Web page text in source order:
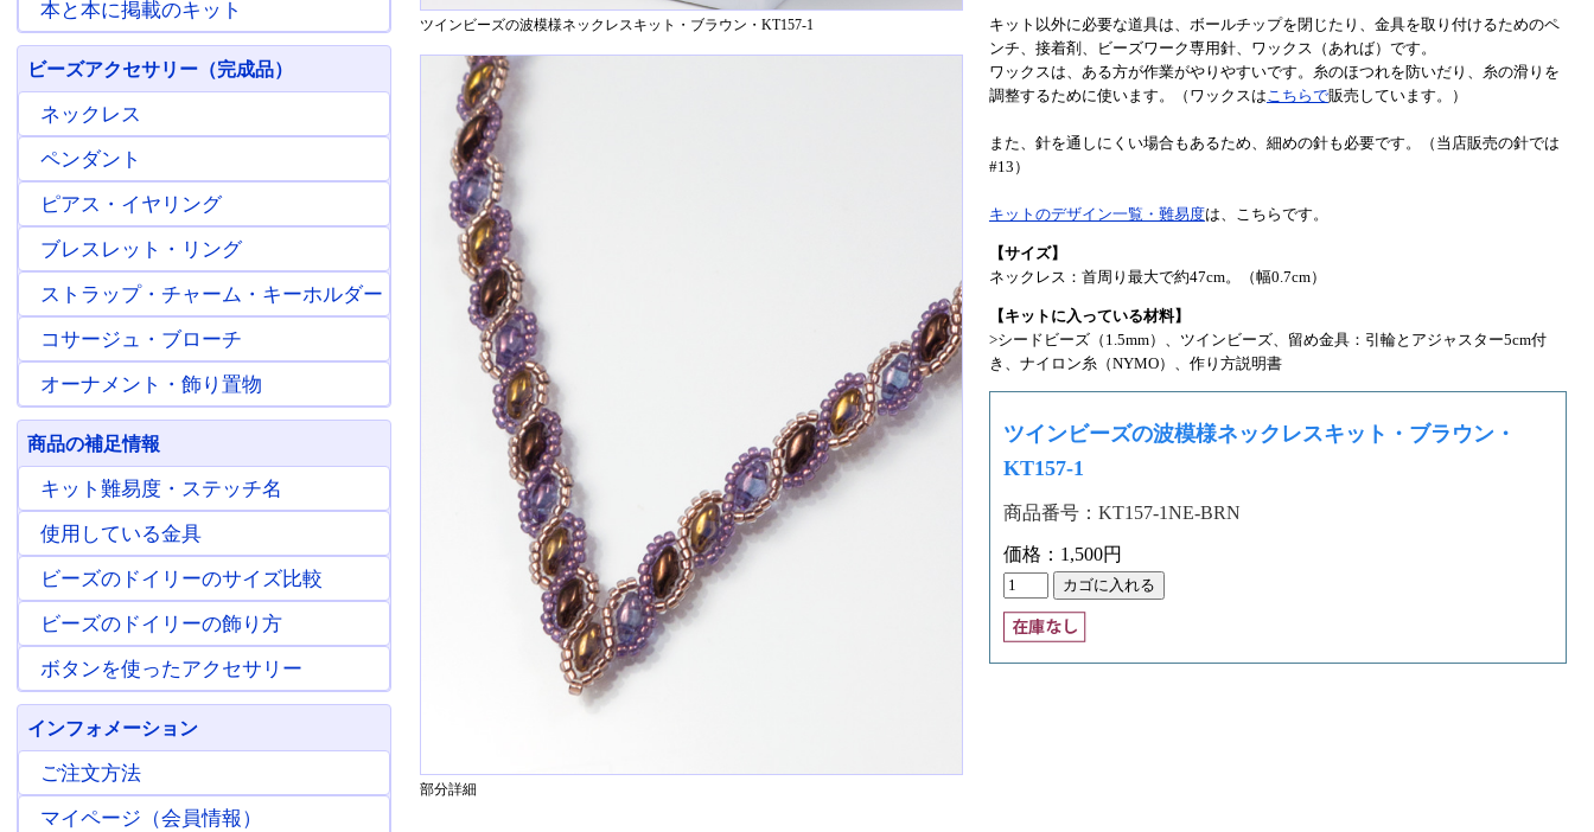
ツインビーズの波模様ネックレスキット・ブラウン・KT157-1
部分詳細
キット以外に必要な道具は、ボールチップを閉じたり、金具を取り付けるためのペ
ンチ、接着剤、ビーズワーク専用針、ワックス（あれば）です。
ワックスは、ある方が作業がやりやすいです。糸のほつれを防いだり、糸の滑りを
調整するために使います。（ワックスはこちらで販売しています。）
また、針を通しにくい場合もあるため、細めの針も必要です。（当店販売の針では
#13）
キットのデザイン一覧・難易度は、こちらです。
【サイズ】
ネックレス：首周り最大で約47cm。（幅0.7cm）
【キットに入っている材料】
>シードビーズ（1.5mm）、ツインビーズ、留め金具：引輪とアジャスター5cm付
き、ナイロン糸（NYMO）、作り方説明書
ツインビーズの波模様ネックレスキット・ブラウン・
KT157-1
商品番号：KT157-1NE-BRN
価格：1,500円
本と本に掲載のキット
ビーズアクセサリー（完成品）
ネックレス
ペンダント
ピアス・イヤリング
ブレスレット・リング
ストラップ・チャーム・キーホルダー
コサージュ・ブローチ
オーナメント・飾り置物
商品の補足情報
キット難易度・ステッチ名
使用している金具
ビーズのドイリーのサイズ比較
ビーズのドイリーの飾り方
ボタンを使ったアクセサリー
インフォメーション
ご注文方法
マイページ（会員情報）